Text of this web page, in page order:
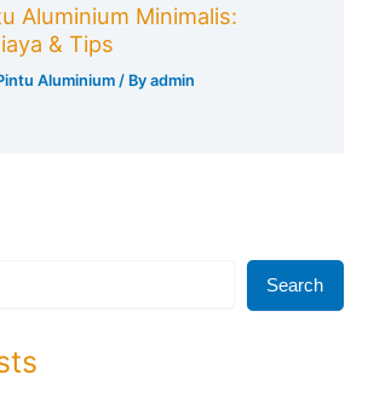
Aluminium Minimalis:
& Tips
Aluminium/ Byadmin
Search